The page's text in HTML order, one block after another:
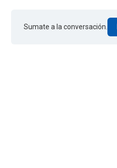
Sumate a la conversación.